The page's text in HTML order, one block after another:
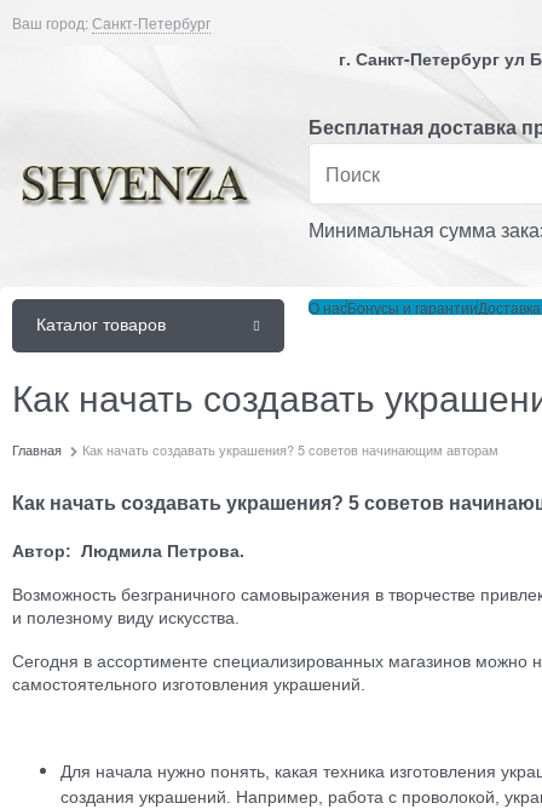
Ваш город:Санкт-Петербург
г. Санкт-Петербург
Бесплатная доставка
Минимальная сумма
Каталог товаров
О насБонусы и гарантии
Как начать создавать
Главная Как начать создавать украшения? 5 советов начинающим авторам
Как начать создавать украшения? 5 советов
Автор: Людмила Петрова.
Возможность безграничного самовыражения в творчестве
и полезному виду искусства.
Сегодня в ассортименте специализированных магазинов
самостоятельного изготовления украшений.
Для начала нужно понять, какая техника изготовления
создания украшений. Например, работа с проволокой,